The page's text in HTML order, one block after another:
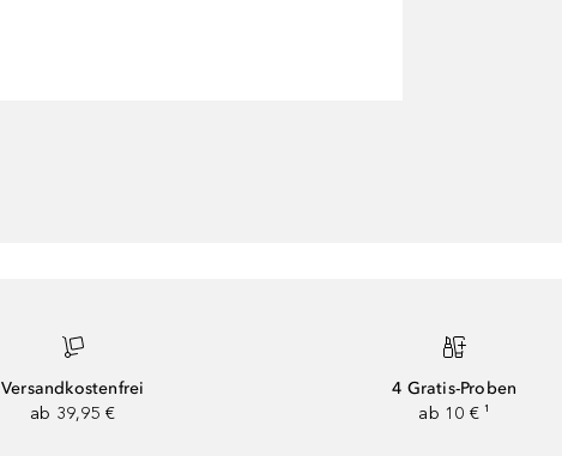
Versandkostenfrei
ab 39,95 €
4 Gratis-Proben
ab 10 € ¹